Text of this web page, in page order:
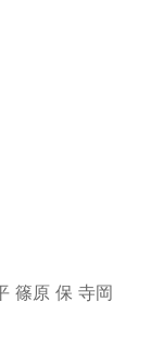
篠原 保 寺岡